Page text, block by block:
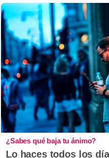
¿Sabes qué baja tu ánimo?
Lo haces todos los